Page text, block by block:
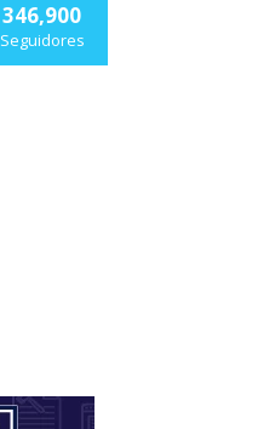
346,900
Seguidores